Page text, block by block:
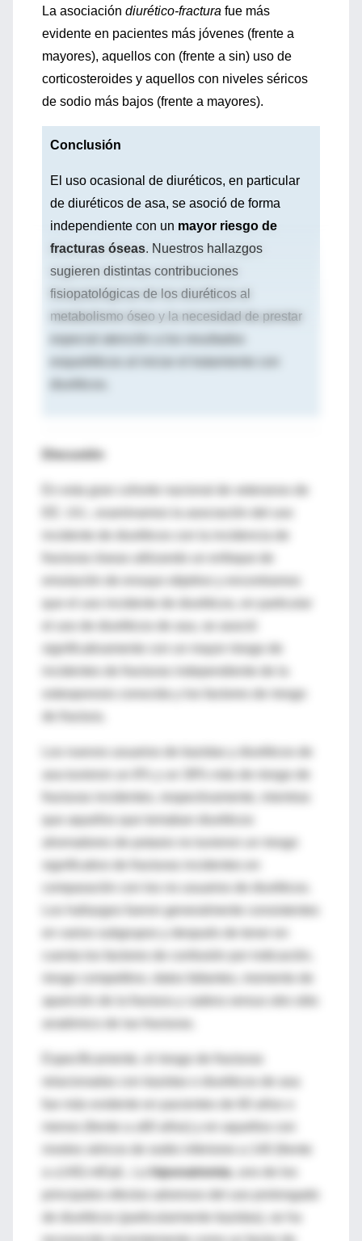
La asociación diurético-fractura fue más
evidente en pacientes más jóvenes (frente a
mayores), aquellos con (frente a sin) uso de
corticosteroides y aquellos con niveles séricos
de sodio más bajos (frente a mayores).
Conclusión
El uso ocasional de diuréticos, en particular
de diuréticos de asa, se asoció de forma
independiente con un mayor riesgo de
fracturas óseas. Nuestros hallazgos
sugieren distintas contribuciones
fisiopatológicas de los diuréticos al
metabolismo óseo y la necesidad de prestar
Discusión
fracturas óseas utilizando un enfoque de
emulación de ensayo objetivo y encontramos
significativamente con un mayor riesgo de
incidentes de fracturas independiente de la
osteoporosis conocida y los factores de riesgo
asa tuvieron un 8% y un 39% más de riesgo de
que aquellos que tomaban diuréticos
ahorradores de potasio no tuvieron un riesgo
significativo de fracturas incidentes en
Los hallazgos fueron generalmente consistentes
en varios subgrupos y después de tener en
riesgo competitivo, datos faltantes, momento de
aparición de la fractura y cadera versus otro sitio
Específicamente, el riesgo de fracturas
menos (frente a ≥60 años) y en aquellos con
hiponatremia
principales efectos adversos del uso prolongado